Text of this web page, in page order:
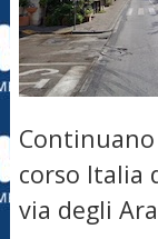
corso Italia
via degli